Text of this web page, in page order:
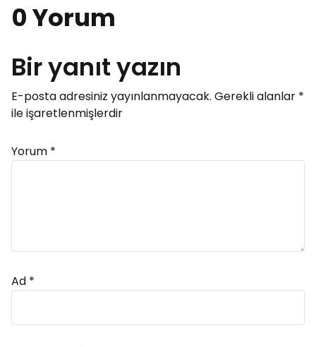
0 Yorum
Bir yanıt yazın
E-posta adresiniz yayınlanmayacak. Gerekli alanlar *
ile işaretlenmişlerdir
Yorum *
Ad *